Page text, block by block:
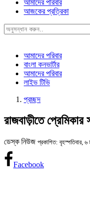
আমাদের পরিবার
আজকের প্রত্রিকা
আমাদের পরিবার
বাংলা কনভার্টার
আমাদের পরিবার
লাইভ টিভি
প্রচ্ছদ
রাজবাড়ীতে প্রেমিকার
ডেস্ক নিউজ প্রকাশিত: বৃহস্পতিবার,
Facebook